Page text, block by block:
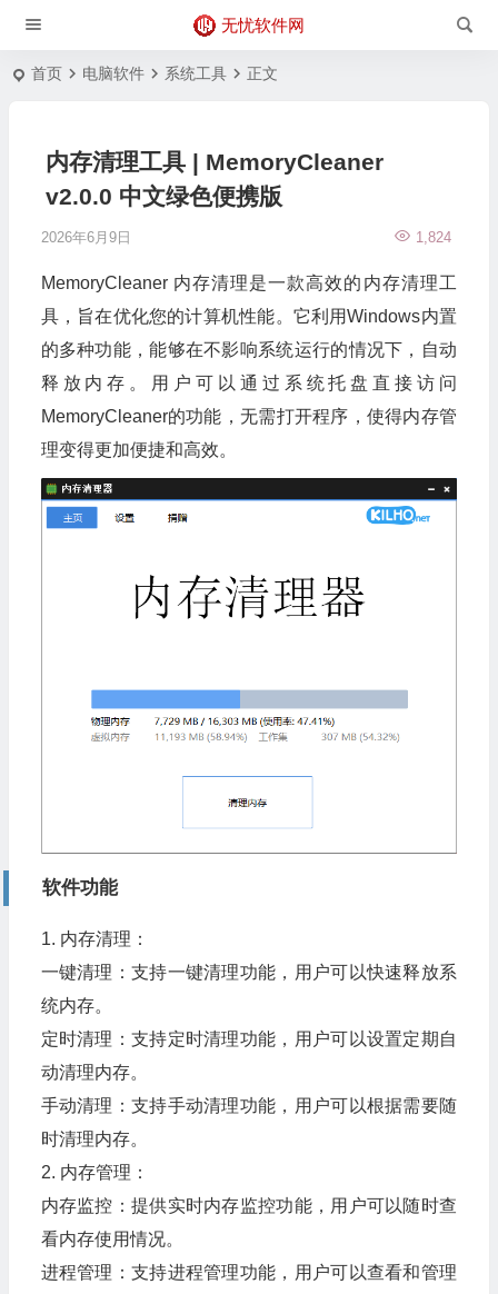
无忧软件网
首页 电脑软件 系统工具 正文
内存清理工具 | MemoryCleaner
v2.0.0 中文绿色便携版
2026年6月9日 1,824
MemoryCleaner 内存清理是一款高效的内存清理工
具，旨在优化您的计算机性能。它利用Windows内置
的多种功能，能够在不影响系统运行的情况下，自动
释放内存。用户可以通过系统托盘直接访问
MemoryCleaner的功能，无需打开程序，使得内存管
理变得更加便捷和高效。
软件功能
1. 内存清理：
一键清理：支持一键清理功能，用户可以快速释放系
统内存。
定时清理：支持定时清理功能，用户可以设置定期自
动清理内存。
手动清理：支持手动清理功能，用户可以根据需要随
时清理内存。
2. 内存管理：
内存监控：提供实时内存监控功能，用户可以随时查
看内存使用情况。
进程管理：支持进程管理功能，用户可以查看和管理